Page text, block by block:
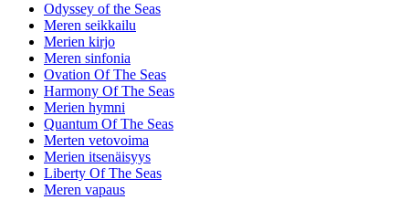
Odyssey of the Seas
Meren seikkailu
Merien kirjo
Meren sinfonia
Ovation Of The Seas
Harmony Of The Seas
Merien hymni
Quantum Of The Seas
Merten vetovoima
Merien itsenäisyys
Liberty Of The Seas
Meren vapaus